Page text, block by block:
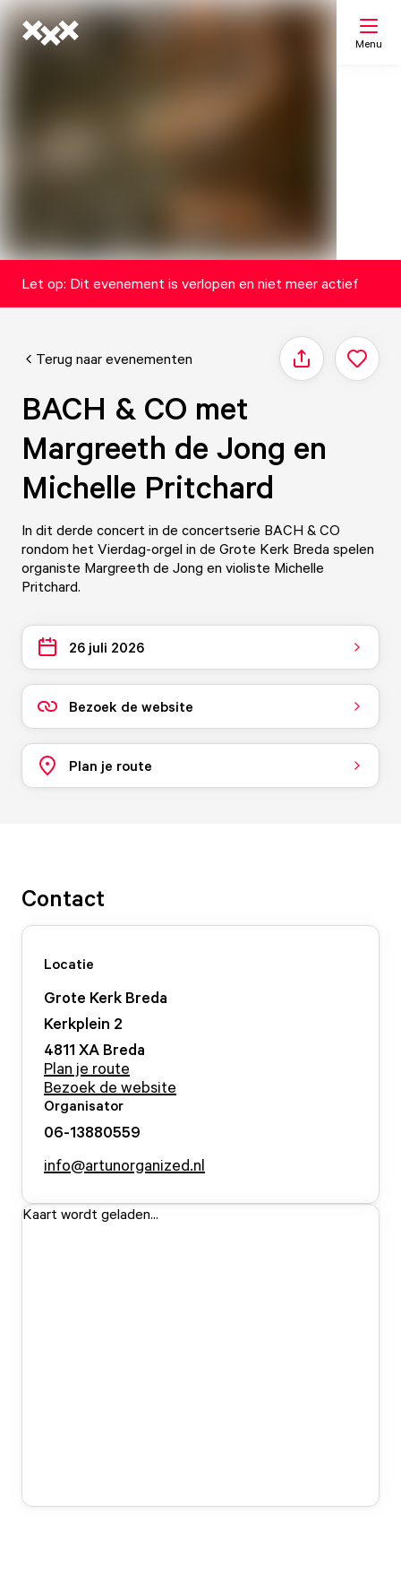
Menu
Let op: Dit evenement is verlopen en niet meer actief
Terug naar evenementen Delen
BACH & CO met
Margreeth de Jong en
Michelle Pritchard
In dit derde concert in de concertserie BACH & CO
rondom het Vierdag-orgel in de Grote Kerk Breda spelen
organiste Margreeth de Jong en violiste Michelle
Pritchard.
26 juli 2026
Bezoek de website
Plan je route
Contact
Locatie
Grote Kerk Breda
Kerkplein 2
4811 XA Breda
Plan je route
Bezoek de website
Organisator
06-13880559
info@artunorganized.nl
Kaart wordt geladen...